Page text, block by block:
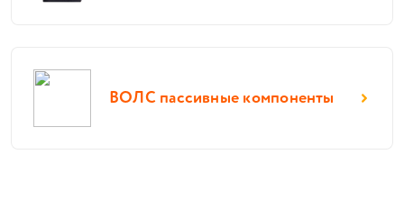
ВОЛС пассивные компоненты